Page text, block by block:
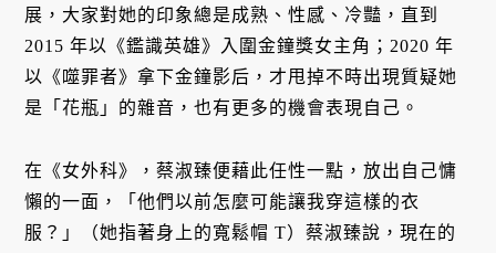
展，大家對她的印象總是成熟、性感、冷豔，直到
2015 年以《鑑識英雄》入圍金鐘獎女主角；2020 年
以《噬罪者》拿下金鐘影后，才甩掉不時出現質疑她
是「花瓶」的雜音，也有更多的機會表現自己。
在《女外科》，蔡淑臻便藉此任性一點，放出自己慵
懶的一面，「他們以前怎麼可能讓我穿這樣的衣
服？」（她指著身上的寬鬆帽 T）蔡淑臻說，現在的